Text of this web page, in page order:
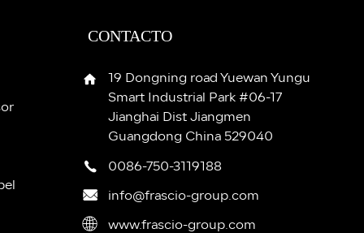
CONTACTO
19 Dongning road Yuewan Yungu
Smart Industrial Park #06-17
Jianghai Dist Jiangmen
Guangdong China 529040
0086-750-3119188
info@frascio-group.com
www.frascio-group.com